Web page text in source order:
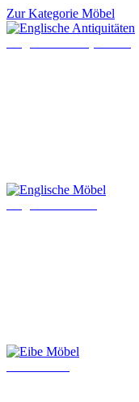
Zur Kategorie Möbel